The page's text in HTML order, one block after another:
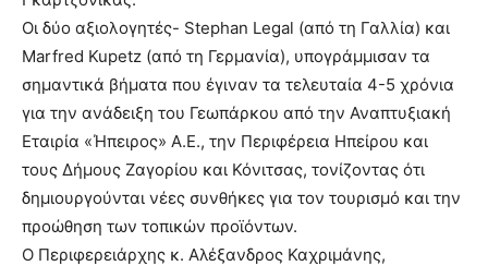
Οι δύο αξιολογητές- Stephan Legal (από τη Γαλλία) και
Marfred Kupetz (από τη Γερμανία), υπογράμμισαν τα
σημαντικά βήματα που έγιναν τα τελευταία 4-5 χρόνια
για την ανάδειξη του Γεωπάρκου από την Αναπτυξιακή
Εταιρία «Ήπειρος» Α.Ε., την Περιφέρεια Ηπείρου και
τους Δήμους Ζαγορίου και Κόνιτσας, τονίζοντας ότι
δημιουργούνται νέες συνθήκες για τον τουρισμό και την
προώθηση των τοπικών προϊόντων.
Ο Περιφερειάρχης κ. Αλέξανδρος Καχριμάνης,